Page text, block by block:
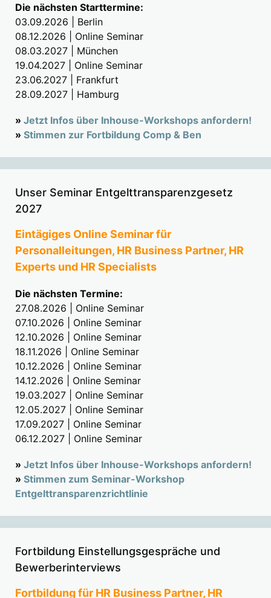
Die nächsten Starttermine:
03.09.2026 | Berlin
08.12.2026 | Online Seminar
08.03.2027 | München
19.04.2027 | Online Seminar
23.06.2027 | Frankfurt
28.09.2027 | Hamburg
» Jetzt Infos über Inhouse-Workshops anfordern!
» Stimmen zur Fortbildung Comp & Ben
Unser Seminar Entgelttransparenzgesetz
2027
Eintägiges Online Seminar für
Personalleitungen, HR Business Partner, HR
Experts und HR Specialists
Die nächsten Termine:
27.08.2026 | Online Seminar
07.10.2026 | Online Seminar
12.10.2026 | Online Seminar
18.11.2026 | Online Seminar
10.12.2026 | Online Seminar
14.12.2026 | Online Seminar
19.03.2027 | Online Seminar
12.05.2027 | Online Seminar
17.09.2027 | Online Seminar
06.12.2027 | Online Seminar
» Jetzt Infos über Inhouse-Workshops anfordern!
» Stimmen zum Seminar-Workshop
Entgelttransparenzrichtlinie
Fortbildung Einstellungsgespräche und
Bewerberinterviews
Fortbildung für HR Business Partner, HR